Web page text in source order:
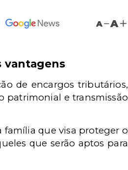
A A
vantagens
de encargos tributários,
patrimonial e transmissão
família que visa proteger o
que serão aptos para